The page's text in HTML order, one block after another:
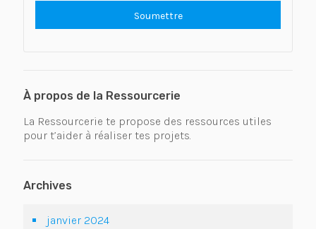
À propos de la Ressourcerie
La Ressourcerie te propose des ressources utiles
pour t’aider à réaliser tes projets.
Archives
janvier 2024